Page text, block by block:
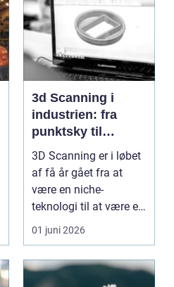
3d Scanning i
industrien: fra
punktsky til
præcist
projektgrundlag
3D Scanning er i løbet
af få år gået fra at
være en niche-
teknologi til at være et
helt almindeligt ...
01 juni 2026